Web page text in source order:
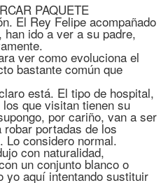
PAQUETE
El Rey Felipe acompañado
ido a ver a su padre,
ver como evoluciona el
bastante común que
está. El tipo de hospital,
que visitan tienen su
por cariño, van a ser
portadas de los
Lo considero normal.
con naturalidad,
un conjunto blanco o
aquí intentando sustituir